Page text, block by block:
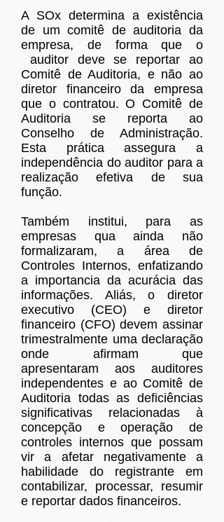
A SOx determina a existência
de um comitê de auditoria da
empresa, de forma que o
auditor deve se reportar ao
Comitê de Auditoria, e não ao
diretor financeiro da empresa
que o contratou. O Comitê de
Auditoria se reporta ao
Conselho de Administração.
Esta prática assegura a
independência do auditor para a
realização efetiva de sua
função.
Também institui, para as
empresas qua ainda não
formalizaram, a área de
Controles Internos, enfatizando
a importancia da acurácia das
informações. Aliás, o diretor
executivo (CEO) e diretor
financeiro (CFO) devem assinar
trimestralmente uma declaração
onde afirmam que
apresentaram aos auditores
independentes e ao Comitê de
Auditoria todas as deficiências
significativas relacionadas à
concepção e operação de
controles internos que possam
vir a afetar negativamente a
habilidade do registrante em
contabilizar, processar, resumir
e reportar dados financeiros.